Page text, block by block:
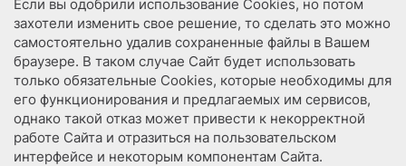
Если вы одобрили использование Сookies, но потом
захотели изменить свое решение, то сделать это можно
самостоятельно удалив сохраненные файлы в Вашем
браузере. В таком случае Сайт будет использовать
только обязательные Cookies, которые необходимы для
его функционирования и предлагаемых им сервисов,
однако такой отказ может привести к некорректной
работе Сайта и отразиться на пользовательском
интерфейсе и некоторым компонентам Сайта.